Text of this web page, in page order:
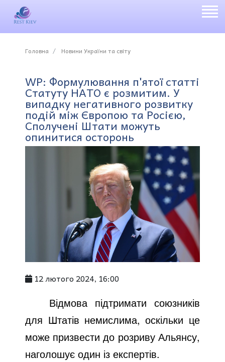
Головна Новини України та світу
WP: Формулювання п'ятої статті
Статуту НАТО є розмитим. У
випадку негативного розвитку
подій між Європою та Росією,
Сполучені Штати можуть
опинитися осторонь
12 лютого 2024, 16:00
Відмова підтримати союзників
для Штатів немислима, оскільки це
може призвести до розриву Альянсу,
наголошує один із експертів.